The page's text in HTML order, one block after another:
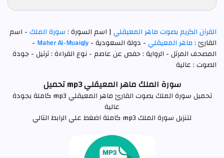
القرآن الكريم بصوت ماهر المعيقلي| اسم السورة :سورة الملك- اسم
القارئ :ماهر المعيقلي- دولة السعودية -Maher Al-Muaiqly
-
المصحف المرتل - الرواية : حفص عن عاصم - نوع القراءة : ترتيل - جودة
الصوت : عالية
سورة الملك ماهر المعيقلي mp3 تحميل
تحميل سورة الملك بصوت القارئ ماهر المعيقلي mp3 كاملة بجودة
عالية
لتنزيل سورة الملك mp3 كاملة اضغط علي الرابط التالي